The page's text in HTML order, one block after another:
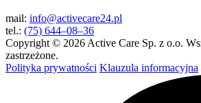
mail: info@activecare24.pl
tel.: (75) 644–08–36
Copyright © 2026 Active Care Sp. z o.o.
zastrzeżone.
Polityka prywatności Klauzula informacyjna